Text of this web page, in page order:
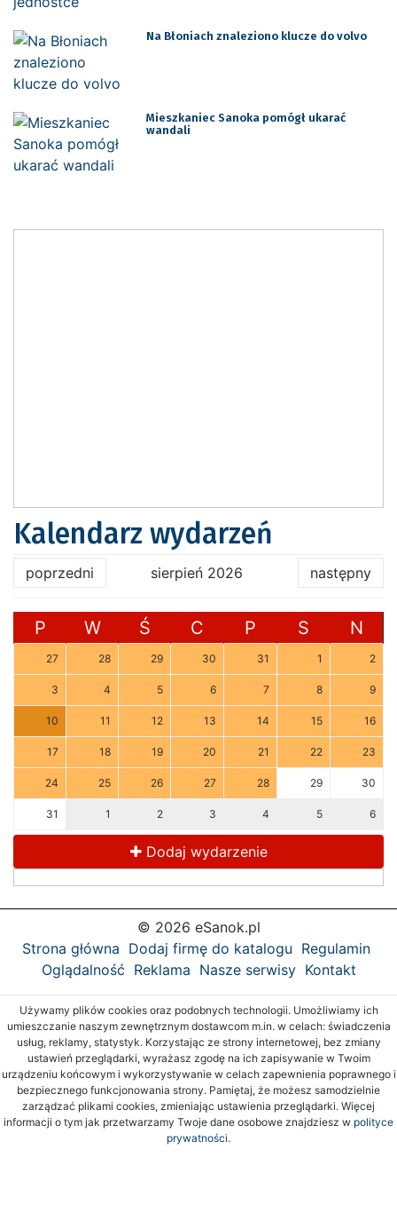
Na Błoniach znaleziono klucze do volvo
Mieszkaniec Sanoka pomógł ukarać
wandali
Kalendarz wydarzeń
poprzedni sierpień 2026 następny
P W Ś C P S N
27 28 29 30 31 1 2
3 4 5 6 7 8 9
10 11 12 13 14 15 16
17 18 19 20 21 22 23
24 25 26 27 28 29 30
31 1 2 3 4 5 6
Dodaj wydarzenie
© 2026 eSanok.pl
Strona główna Dodaj firmę do katalogu Regulamin
Oglądalność Reklama Nasze serwisy Kontakt
Używamy plików cookies oraz podobnych technologii. Umożliwiamy ich
umieszczanie naszym zewnętrznym dostawcom m.in. w celach: świadczenia
usług, reklamy, statystyk. Korzystając ze strony internetowej, bez zmiany
ustawień przeglądarki, wyrażasz zgodę na ich zapisywanie w Twoim
urządzeniu końcowym i wykorzystywanie w celach zapewnienia poprawnego i
bezpiecznego funkcjonowania strony. Pamiętaj, że możesz samodzielnie
zarządzać plikami cookies, zmieniając ustawienia przeglądarki. Więcej
informacji o tym jak przetwarzamy Twoje dane osobowe znajdziesz w polityce
prywatności.